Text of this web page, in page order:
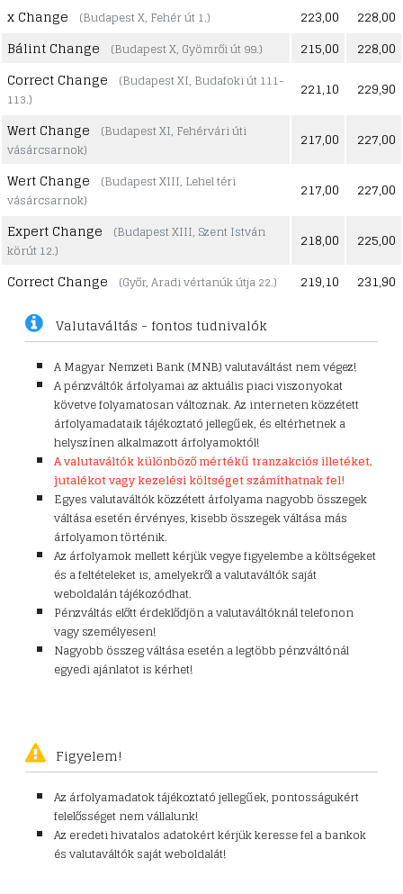
x Change
(Budapest X, Fehér út 1.) 223,00
228,00
Bálint Change
(Budapest X, Gyömrői út 99.) 215,00
228,00
Correct Change
(Budapest XI, Budafoki út 111-
113.)
221,10
229,90
Wert Change
(Budapest XI, Fehérvári úti
vásárcsarnok)
217,00
227,00
Wert Change
(Budapest XIII, Lehel téri
vásárcsarnok)
217,00
227,00
Expert Change
(Budapest XIII, Szent István
körút 12.)
218,00
225,00
Correct Change
(Győr, Aradi vértanúk útja 22.) 219,10
231,90
Valutaváltás - fontos tudnivalók
A Magyar Nemzeti Bank (MNB) valutaváltást nem végez!
A pénzváltók árfolyamai az aktuális piaci viszonyokat
követve folyamatosan változnak. Az interneten közzétett
árfolyamadataik tájékoztató jellegűek, és eltérhetnek a
helyszínen alkalmazott árfolyamoktól!
A valutaváltók különböző mértékű tranzakciós illetéket,
jutalékot vagy kezelési költséget számíthatnak fel!
Egyes valutaváltók közzétett árfolyama nagyobb összegek
váltása esetén érvényes, kisebb összegek váltása más
árfolyamon történik.
Az árfolyamok mellett kérjük vegye figyelembe a költségeket
és a feltételeket is, amelyekről a valutaváltók saját
weboldalán tájékozódhat.
Pénzváltás előtt érdeklődjön a valutaváltóknál telefonon
vagy személyesen!
Nagyobb összeg váltása esetén a legtöbb pénzváltónál
egyedi ajánlatot is kérhet!
Figyelem!
Az árfolyamadatok tájékoztató jellegűek, pontosságukért
felelősséget nem vállalunk!
Az eredeti hivatalos adatokért kérjük keresse fel a bankok
és valutaváltók saját weboldalát!